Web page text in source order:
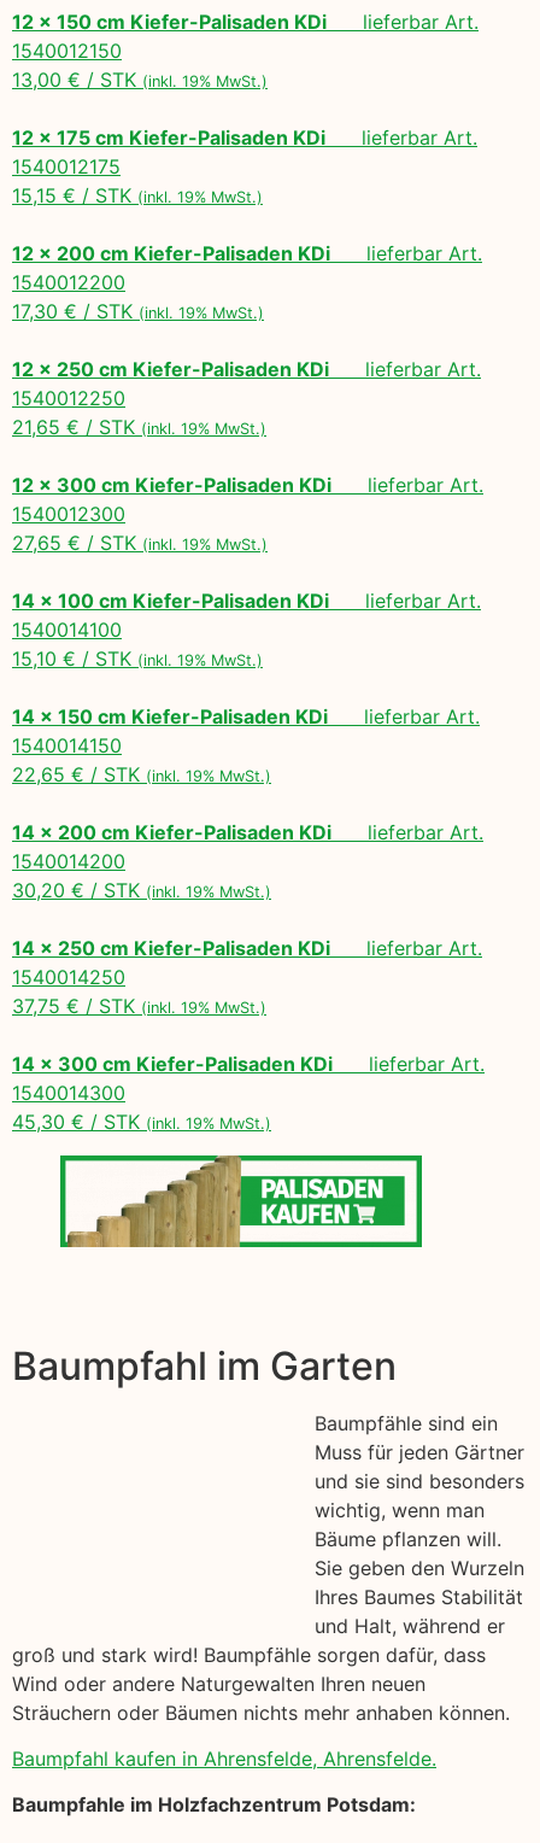
12 x 150 cm Kiefer-Palisaden KDi lieferbar Art.
1540012150
13,00 € / STK (inkl. 19% MwSt.)
12 x 175 cm Kiefer-Palisaden KDi lieferbar Art.
1540012175
15,15 € / STK (inkl. 19% MwSt.)
12 x 200 cm Kiefer-Palisaden KDi lieferbar Art.
1540012200
17,30 € / STK (inkl. 19% MwSt.)
12 x 250 cm Kiefer-Palisaden KDi lieferbar Art.
1540012250
21,65 € / STK (inkl. 19% MwSt.)
12 x 300 cm Kiefer-Palisaden KDi lieferbar Art.
1540012300
27,65 € / STK (inkl. 19% MwSt.)
14 x 100 cm Kiefer-Palisaden KDi lieferbar Art.
1540014100
15,10 € / STK (inkl. 19% MwSt.)
14 x 150 cm Kiefer-Palisaden KDi lieferbar Art.
1540014150
22,65 € / STK (inkl. 19% MwSt.)
14 x 200 cm Kiefer-Palisaden KDi lieferbar Art.
1540014200
30,20 € / STK (inkl. 19% MwSt.)
14 x 250 cm Kiefer-Palisaden KDi lieferbar Art.
1540014250
37,75 € / STK (inkl. 19% MwSt.)
14 x 300 cm Kiefer-Palisaden KDi lieferbar Art.
1540014300
45,30 € / STK (inkl. 19% MwSt.)
Baumpfahl im Garten
Baumpfähle sind ein
Muss für jeden Gärtner
und sie sind besonders
wichtig, wenn man
Bäume pflanzen will.
Sie geben den Wurzeln
Ihres Baumes Stabilität
und Halt, während er
groß und stark wird! Baumpfähle sorgen dafür, dass
Wind oder andere Naturgewalten Ihren neuen
Sträuchern oder Bäumen nichts mehr anhaben können.
Baumpfahl kaufen in Ahrensfelde, Ahrensfelde.
Baumpfahle im Holzfachzentrum Potsdam: